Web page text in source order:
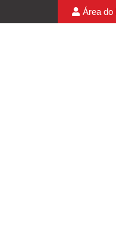
Área do